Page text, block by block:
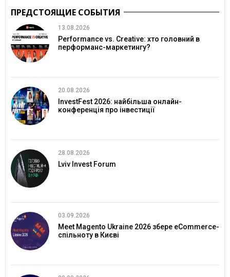
ПРЕДСТОЯЩИЕ СОБЫТИЯ
13.08.2026
Performance vs. Creative: хто головний в
перформанс-маркетингу?
20.08.2026
InvestFest 2026: найбільша онлайн-
конференція про інвестиції
28.08.2026
Lviv Invest Forum
03.09.2026
Meet Magento Ukraine 2026 збере eCommerce-
спільноту в Києві